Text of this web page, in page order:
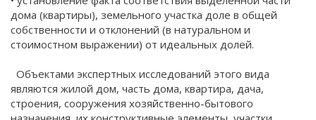
дома (квартиры), земельного участка доле в общей
собственности и отклонений (в натуральном и
стоимостном выражении) от идеальных долей.
Объектами экспертных исследований этого вида
являются жилой дом, часть дома, квартира, дача,
строения, сооружения хозяйственно-бытового